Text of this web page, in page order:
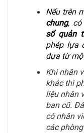
Nếu trên
chung, có
sổ quản
phép lựa
dựa từ
Khi nhân
khác thì
liệu nhân
ban cũ.
có nhân
các